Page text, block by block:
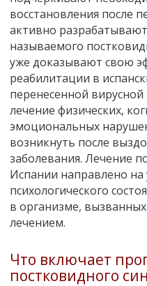
восстановления после
активно
называемого
уже доказывают свою
реабилитации в
перенесенной
лечение физических,
эмоциональных
возникнуть после
заболевания. Лечение
Испании направлено на
психологического
в организме,
лечением.
Что включает
постковидного